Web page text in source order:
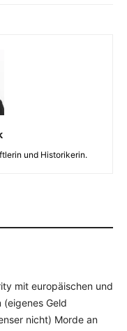
und Historikerin.
mit europäischen und
(eigenes Geld
nicht) Morde an